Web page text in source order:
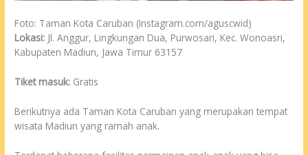
Foto: Taman Kota Caruban (Instagram.com/aguscwid)
Lokasi: Jl. Anggur, Lingkungan Dua, Purwosari, Kec. Wonoasri,
Kabupaten Madiun, Jawa Timur 63157
Tiket masuk: Gratis
Berikutnya ada Taman Kota Caruban yang merupakan tempat
wisata Madiun yang ramah anak.